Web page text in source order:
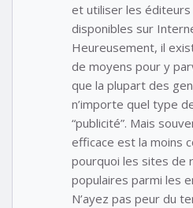
et utiliser les
disponibles sur
Heureusement, il
de moyens pour y
que la plupart des
n’importe quel type
“publicité”. Mais
efficace est la moins
pourquoi les sites de
populaires parmi les
N’ayez pas peur du